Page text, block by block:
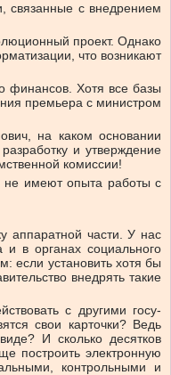
связанные с внедрением
проект. Однако
что возникают
финансов. Хотя все базы
премьера с министром
на каком основании
и утверждение
комиссии!
не имеют опыта работы с
аппаратной части. У нас
в органах социального
если установить хотя бы
внедрять такие
с другими госу-
свои карточки? Ведь
И сколько десятков
построить электронную
контрольными и